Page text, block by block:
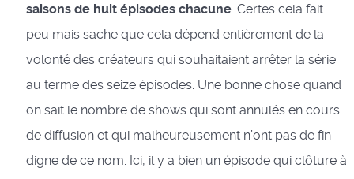
saisons de huit épisodes chacune. Certes cela fait
peu mais sache que cela dépend entièrement de la
volonté des créateurs qui souhaitaient arrêter la série
au terme des seize épisodes. Une bonne chose quand
on sait le nombre de shows qui sont annulés en cours
de diffusion et qui malheureusement n’ont pas de fin
digne de ce nom. Ici, il y a bien un épisode qui clôture à